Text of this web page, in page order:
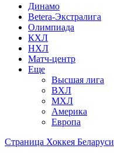
Динамо
Betera-Экстралига
Олимпиада
КХЛ
НХЛ
Матч-центр
Еще
Высшая лига
ВХЛ
МХЛ
Америка
Европа
Страница Хоккея Беларуси